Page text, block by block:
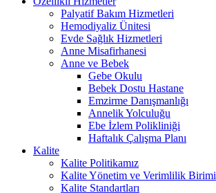
Palyatif Bakım Hizmetleri
Hemodiyaliz Ünitesi
Evde Sağlık Hizmetleri
Anne Misafirhanesi
Anne ve Bebek
Gebe Okulu
Bebek Dostu Hastane
Emzirme Danışmanlığı
Annelik Yolculuğu
Ebe İzlem Polikliniği
Haftalık Çalışma Planı
Kalite
Kalite Politikamız
Kalite Yönetim ve Verimlilik Birimi
Kalite Standartları